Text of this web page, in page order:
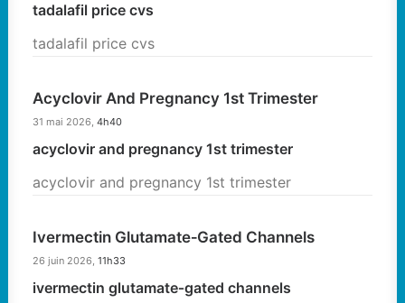
tadalafil price cvs
tadalafil price cvs
Acyclovir And Pregnancy 1st Trimester
31 mai 2026, 4h40
acyclovir and pregnancy 1st trimester
acyclovir and pregnancy 1st trimester
Ivermectin Glutamate‑gated Channels
26 juin 2026, 11h33
ivermectin glutamate‑gated channels